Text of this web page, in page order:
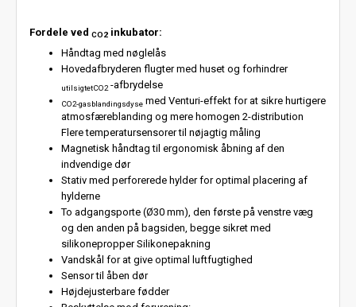
Fordele vedCO2 inkubator:
Håndtag med nøglelås
Hovedafbryderen flugter med huset og forhindrer
utilsigtetCO2 -afbrydelse
CO2-gasblandingsdyse med Venturi-effekt for at sikre hurtigere
atmosfæreblanding og mere homogen 2-distribution
Flere temperatursensorer til nøjagtig måling
Magnetisk håndtag til ergonomisk åbning af den
indvendige dør
Stativ med perforerede hylder for optimal placering af
hylderne
To adgangsporte (Ø30 mm), den første på venstre væg
og den anden på bagsiden, begge sikret med
silikonepropper Silikonepakning
Vandskål for at give optimal luftfugtighed
Sensor til åben dør
Højdejusterbare fødder